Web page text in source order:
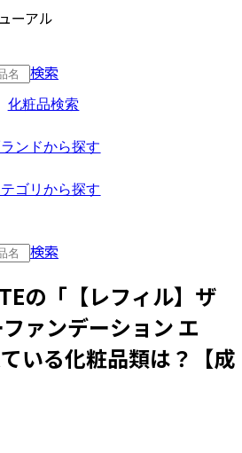
ーアル
検索
化粧品検索
ンドから探す
ゴリから探す
検索
の「 【レフィル】ザ
ァンデーション エ
いる化粧品類は？【成